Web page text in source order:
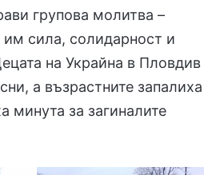
групова молитва –
сила, солидарност и
на Украйна в Пловдив
а възрастните запалиха
минута за загиналите